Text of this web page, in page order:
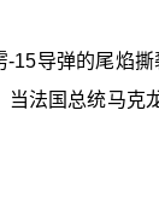
15导弹的尾焰
法国总统马克